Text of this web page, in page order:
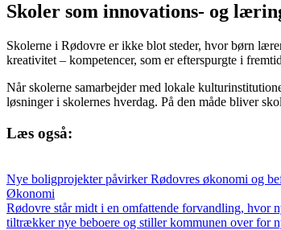
Skoler som innovations- og
Skolerne i Rødovre er ikke blot steder, hvor børn
kreativitet – kompetencer, som er efterspurgte i
Når skolerne samarbejder med lokale
løsninger i skolernes hverdag. På den måde bliver
Læs også:
Nye boligprojekter påvirker Rødovres økonomi og
Økonomi
Rødovre står midt i en omfattende forvandling, hvor
tiltrækker nye beboere og stiller kommunen over for